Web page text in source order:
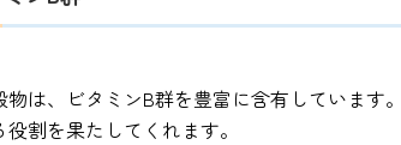
は、ビタミンB群を豊富に含有しています
割を果たしてくれます。